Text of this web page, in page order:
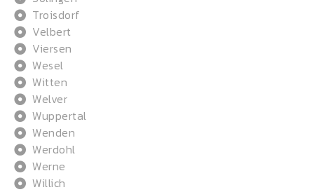
Troisdorf
Velbert
Viersen
Wesel
Witten
Welver
Wuppertal
Wenden
Werdohl
Werne
Willich